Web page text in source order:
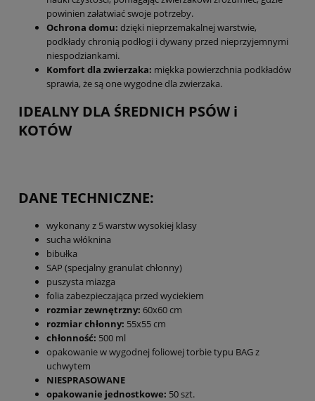
powinien załatwiać swoje potrzeby.
Ochrona domu: dzięki nieprzemakalnej warstwie,
podkłady chronią podłogi i dywany przed nieprzyjemnymi
niespodziankami.
Komfort dla zwierzaka: miękka powierzchnia podkładów
sprawia, że są one wygodne dla zwierzaka.
IDEALNY DLA ŚREDNICH PSÓW i
KOTÓW
DANE TECHNICZNE:
wykonany z 5 warstw wysokiej klasy
sucha włóknina
bibułka
SAP (specjalny granulat chłonny)
puszysta miazga
folia zabezpieczająca przed wyciekiem
rozmiar zewnętrzny: 60x60 cm
rozmiar chłonny: 55x55 cm
chłonność: 500 ml
opakowanie w wygodnej foliowej torbie typu BAG z
uchwytem
NIESPRASOWANE
opakowanie jednostkowe: 50 szt.